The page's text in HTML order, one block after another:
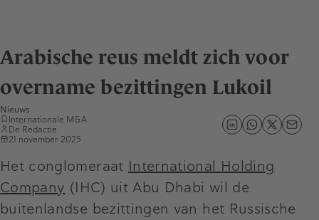
Arabische reus meldt zich voor
overname bezittingen Lukoil
Nieuws
Internationale M&A
De Redactie
21 november 2025
Het conglomeraat International Holding
Company (IHC) uit Abu Dhabi wil de
buitenlandse bezittingen van het Russische